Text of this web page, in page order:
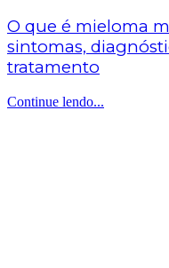
O que é mieloma
sintomas,
tratamento
Continue lendo...